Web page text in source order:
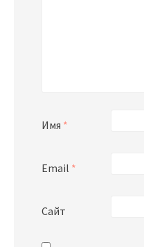
Имя *
Email *
Сайт